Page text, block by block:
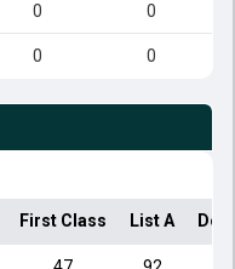
0 0
0 0
First Class List A